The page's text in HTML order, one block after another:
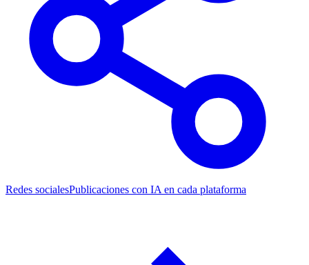
Redes socialesPublicaciones con IA en cada plataforma